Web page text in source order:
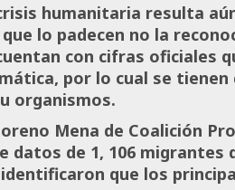
humanitaria resulta
lo padecen no la
con cifras oficiales
por lo cual se
organismos.
Mena de Coalición
datos de 1, 106
que los